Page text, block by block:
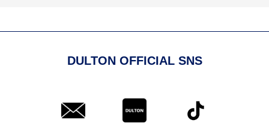
DULTON OFFICIAL SNS